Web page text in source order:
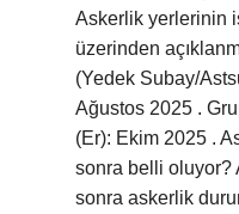
Askerlik yerlerinin
üzerinden
(Yedek Subay/
Ağustos 2025 .
(Er): Ekim 2025 .
sonra belli oluyor?
sonra askerlik